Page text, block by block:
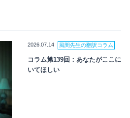
2026.07.14 風間先生の翻訳コラム
コラム第139回：あなたがここに
いてほしい